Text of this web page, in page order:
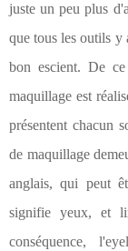
juste un peu plus
que tous les outils y
bon escient. De
maquillage est
présentent chacun
de maquillage
anglais, qui peut
signifie yeux, et
conséquence,